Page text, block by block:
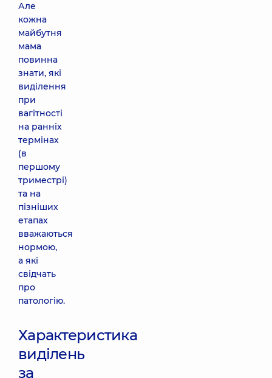
Але
кожна
майбутня
мама
повинна
знати, які
виділення
при
вагітності
на ранніх
термінах
(в
першому
триместрі)
та на
пізніших
етапах
вважаються
нормою,
а які
свідчать
про
патологію.
Характеристика
виділень
за